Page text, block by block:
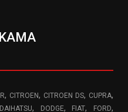
, CITROEN, CITROEN DS, CUPRA,
DAIHATSU, DODGE, FIAT, FORD,